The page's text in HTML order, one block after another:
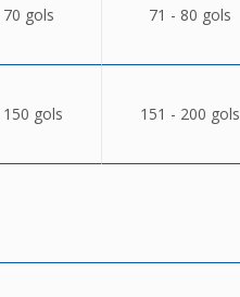
gols 71 - 80 gols
gols 151 - 200 gols